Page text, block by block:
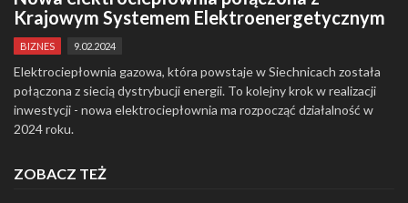
Krajowym Systemem Elektroenergetycznym
BIZNES 9.02.2024
Elektrociepłownia gazowa, która powstaje w Siechnicach została
połączona z siecią dystrybucji energii. To kolejny krok w realizacji
inwestycji - nowa elektrociepłownia ma rozpocząć działalność w
2024 roku.
ZOBACZ TEŻ